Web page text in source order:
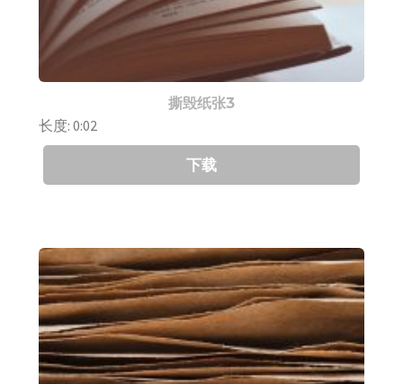
撕毁纸张3
长度: 0:02
下载